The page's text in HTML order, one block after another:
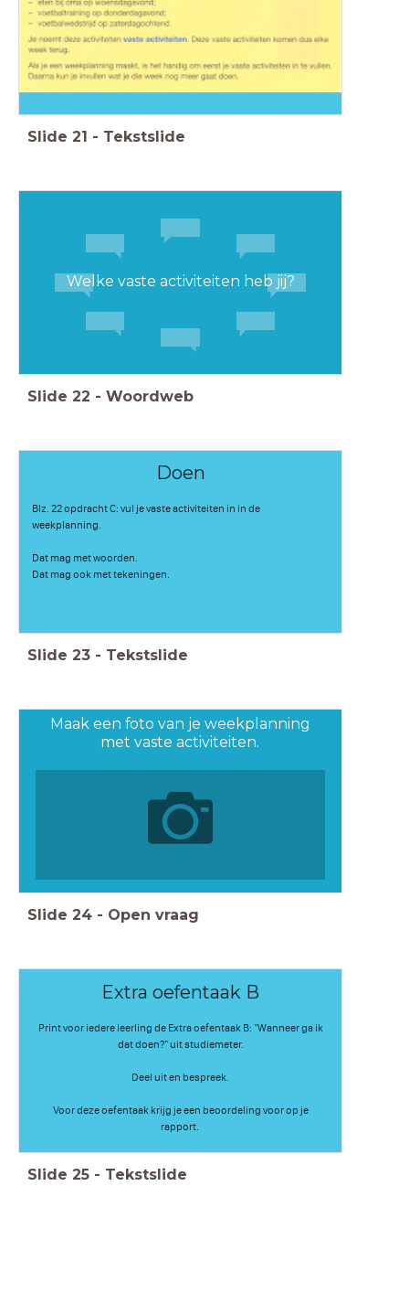
Slide 21 - Tekstslide
Welke vaste activiteiten heb jij?
Slide 22 - Woordweb
Doen
Blz. 22 opdracht C: vul je vaste activiteiten in in de
weekplanning.
Dat mag met woorden.
Dat mag ook met tekeningen.
Slide 23 - Tekstslide
Maak een foto van je weekplanning
met vaste activiteiten.
Slide 24 - Open vraag
Extra oefentaak B
Print voor iedere leerling de Extra oefentaak B: "Wanneer ga ik
dat doen?" uit studiemeter.
Deel uit en bespreek.
Voor deze oefentaak krijg je een beoordeling voor op je
rapport.
Slide 25 - Tekstslide